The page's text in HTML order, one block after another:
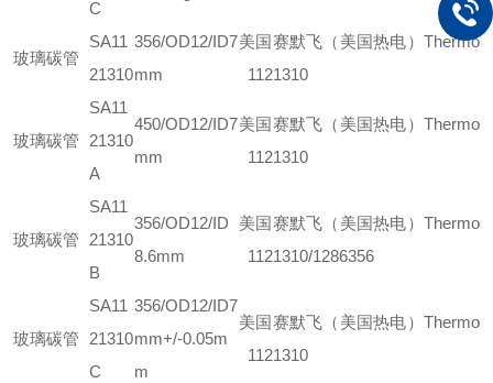
C
玻璃碳管
SA11
21310
356/OD12/ID7
mm
美国赛默飞（美国热电）Thermo
1121310
玻璃碳管
SA11
21310
A
450/OD12/ID7
mm
美国赛默飞（美国热电）Thermo
1121310
玻璃碳管
SA11
21310
B
356/OD12/ID
8.6mm
美国赛默飞（美国热电）Thermo
1121310/1286356
玻璃碳管
SA11
21310
C
356/OD12/ID7
mm+/-0.05m
m
美国赛默飞（美国热电）Thermo
1121310